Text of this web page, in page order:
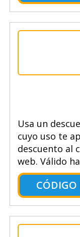
Usa un
cuyo uso te
descuento al
web. Válido